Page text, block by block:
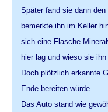
Später fand sie dann
bemerkte ihn im Keller
sich eine Flasche
hier lag und wieso sie
Doch plötzlich erkannte
Ende bereiten würde.
Das Auto stand wie